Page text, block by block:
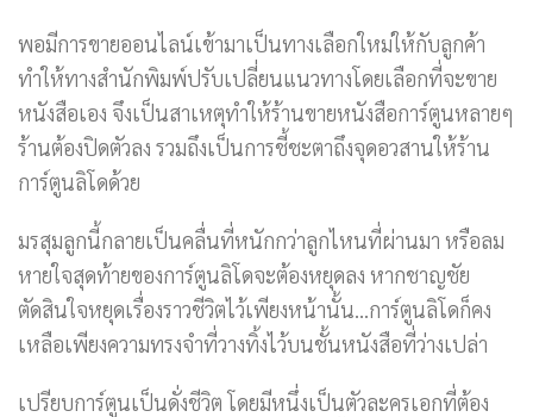
พอมีการขายออนไลน์เข้ามาเป็นทางเลือกใหม่ให้กับลูกค้า
ทำให้ทางสำนักพิมพ์ปรับเปลี่ยนแนวทางโดยเลือกที่จะขาย
หนังสือเอง จึงเป็นสาเหตุทำให้ร้านขายหนังสือการ์ตูนหลายๆ
ร้านต้องปิดตัวลง รวมถึงเป็นการชี้ชะตาถึงจุดอวสานให้ร้าน
การ์ตูนลิโดด้วย
มรสุมลูกนี้กลายเป็นคลื่นที่หนักกว่าลูกไหนที่ผ่านมา หรือลม
หายใจสุดท้ายของการ์ตูนลิโดจะต้องหยุดลง หากชาญชัย
ตัดสินใจหยุดเรื่องราวชีวิตไว้เพียงหน้านั้น…การ์ตูนลิโดก็คง
เหลือเพียงความทรงจำที่วางทิ้งไว้บนชั้นหนังสือที่ว่างเปล่า
เปรียบการ์ตูนเป็นดั่งชีวิต โดยมีหนึ่งเป็นตัวละครเอกที่ต้อง